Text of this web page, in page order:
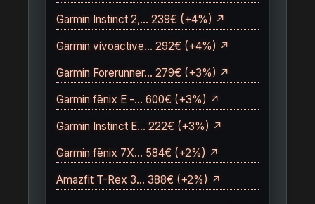
Garmin Instinct 2,… 239€ (+4%) ↗
Garmin vívoactive… 292€ (+4%) ↗
Garmin Forerunner… 279€ (+3%) ↗
Garmin fēnix E -… 600€ (+3%) ↗
Garmin Instinct E… 222€ (+3%) ↗
Garmin fēnix 7X… 584€ (+2%) ↗
Amazfit T-Rex 3… 388€ (+2%) ↗